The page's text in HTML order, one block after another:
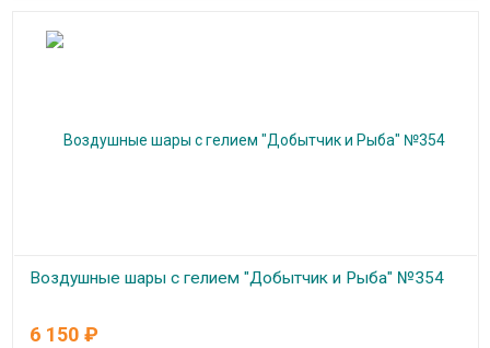
Воздушные шары с гелием "Добытчик и Рыба" №354
6 150 ₽